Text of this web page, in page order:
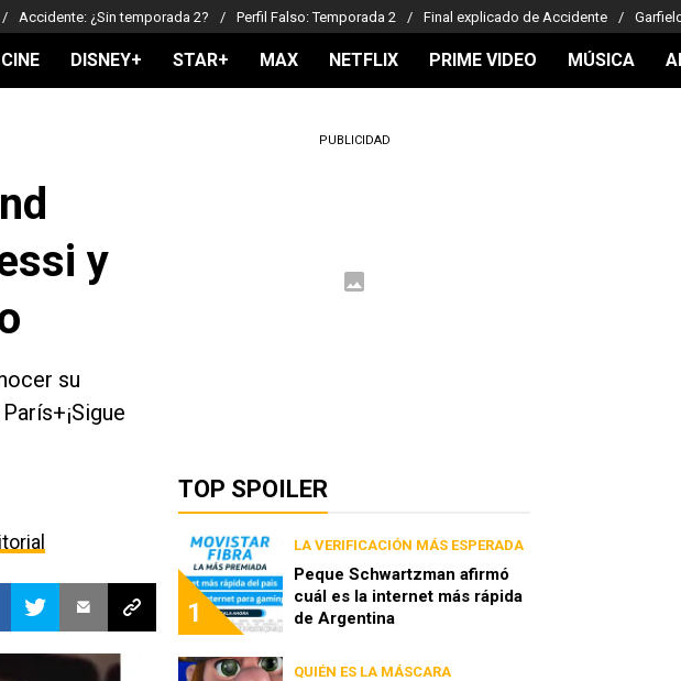
Accidente: ¿Sin temporada 2? Perfil Falso: Temporada 2 Final explicado de Accidente
CINE DISNEY+ STAR+ MAX NETFLIX PRIME VIDEO MÚSICA
y
su
PUBLICIDAD
TOP SPOILER
1
LA VERIFICACIÓN MÁS ESPERADA
Peque Schwartzman afirmó
cuál es la internet más rápida
de Argentina
QUIÉN ES LA MÁSCARA